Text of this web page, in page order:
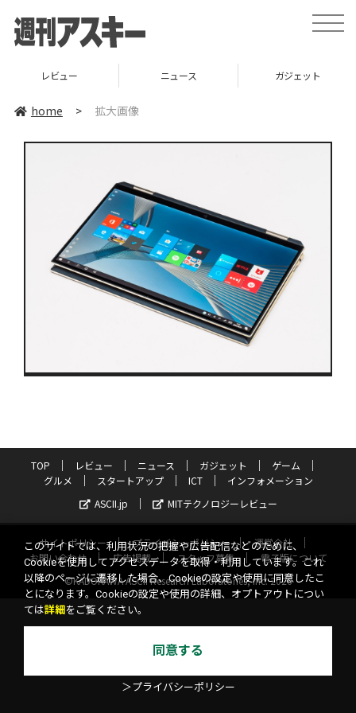
toggle
レビュー ニュース ガジェット
home > 拡大画像
TOP レビュー ニュース ガジェット
ゲーム
グルメ
スタートアップ ICT
インフォメーション
ASCII.jp
MITテクノロジーレビュー
サイトポリシー プライバシーポリシー
運営会社
お問い合わせ
広告掲載 スタッフ募集
電子版について
©KADOKAWA ASCII Research Laboratories, Inc. 2026
このサイトでは、利用状況の把握や広告配信などのために、
Cookieを使用してアクセスデータを取得・利用しています。これ
以降のページに遷移した場合、Cookieの設定や使用に同意したこ
とになります。Cookieの設定や使用の詳細、オプトアウトについ
ては詳細 をご覧ください。
同意する
＞プライバシーポリシー